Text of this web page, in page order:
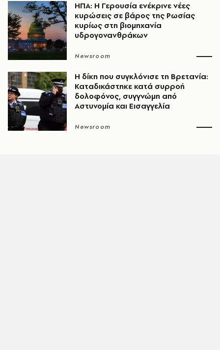
ΗΠΑ: Η Γερουσία ενέκρινε νέες
κυρώσεις σε βάρος της Ρωσίας
κυρίως στη βιομηχανία
υδρογονανθράκων
Newsroom
H δίκη που συγκλόνισε τη Βρετανία:
Καταδικάστηκε κατά συρροή
δολοφόνος, συγγνώμη από
Αστυνομία και Εισαγγελία
Newsroom